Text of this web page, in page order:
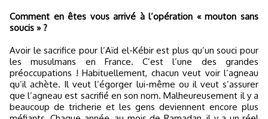
Comment en êtes vous arrivé à l’opération « mouton sans
soucis » ?
Avoir le sacrifice pour l’Aïd el-Kébir est plus qu’un souci pour
les musulmans en France. C’est l’une des grandes
préoccupations ! Habituellement, chacun veut voir l’agneau
qu’il achète. Il veut l’égorger lui-même ou il veut s’assurer
que l’agneau est sacrifié en son nom. Malheureusement il y a
beaucoup de tricherie et les gens deviennent encore plus